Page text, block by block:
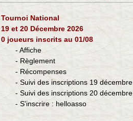
Tournoi National
et 20 Décembre 2026
0 joueurs inscrits au 01/08
- Affiche
- Règlement
- Récompenses
- Suivi des inscriptions 19 décembre
- Suivi des inscriptions 20 décembre
- S'inscrire : helloasso